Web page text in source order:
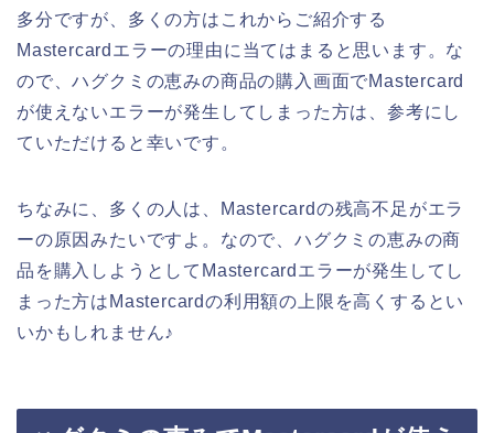
多分ですが、多くの方はこれからご紹介する
Mastercardエラーの理由に当てはまると思います。な
ので、ハグクミの恵みの商品の購入画面でMastercard
が使えないエラーが発生してしまった方は、参考にし
ていただけると幸いです。
ちなみに、多くの人は、Mastercardの残高不足がエラ
ーの原因みたいですよ。なので、ハグクミの恵みの商
品を購入しようとしてMastercardエラーが発生してし
まった方はMastercardの利用額の上限を高くするとい
いかもしれません♪